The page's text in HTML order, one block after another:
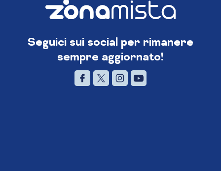
Seguici sui social per rimanere
sempre aggiornato!